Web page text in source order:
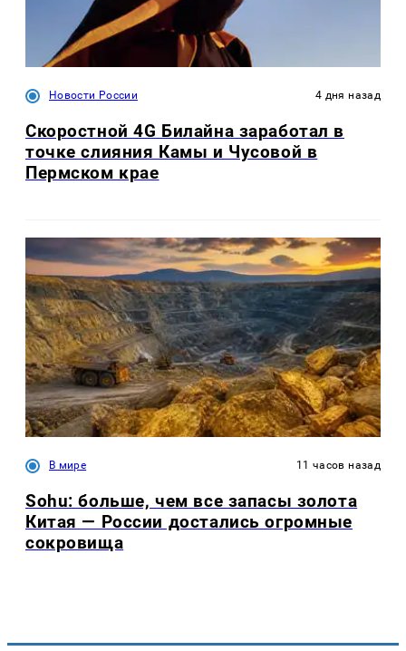
Новости России 4 дня назад
Скоростной 4G Билайна заработал в
точке слияния Камы и Чусовой в
Пермском крае
В мире 11 часов назад
Sohu: больше, чем все запасы золота
Китая — России достались огромные
сокровища